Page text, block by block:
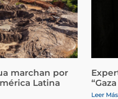
marchan por
Latina
Leer